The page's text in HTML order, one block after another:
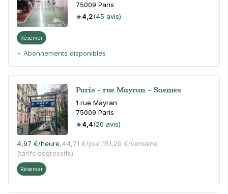
75009 Paris
4,2(45 avis)
Réserver
+ Abonnements disponibles
Paris - rue Mayran - Saemes
1 rue Mayran
75009 Paris
4,4(20 avis)
4,97 €/heure,44,71 €/jour,151,20 €/semaine
(tarifs dégressifs)
Réserver